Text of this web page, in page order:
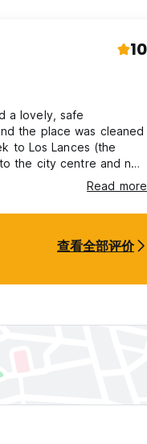
10
a lovely, safe
the place was cleaned
to Los Lances (the
the city centre and not
stay there again.Read more
查看全部评价